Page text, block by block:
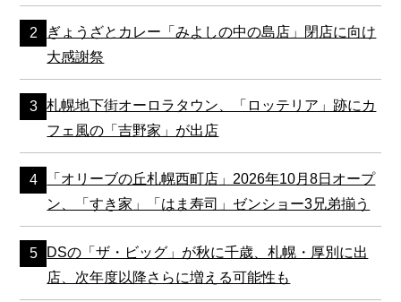
ぎょうざとカレー「みよしの中の島店」閉店に向け
大感謝祭
札幌地下街オーロラタウン、「ロッテリア」跡にカ
フェ風の「吉野家」が出店
「オリーブの丘札幌西町店」2026年10月8日オープ
ン、「すき家」「はま寿司」ゼンショー3兄弟揃う
DSの「ザ・ビッグ」が秋に千歳、札幌・厚別に出
店、次年度以降さらに増える可能性も